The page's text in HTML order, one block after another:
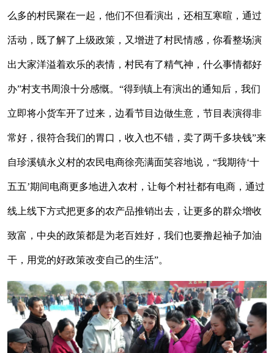
么多的村民聚在一起，他们不但看演出，还相互寒暄，通过
活动，既了解了上级政策，又增进了村民情感，你看整场演
出大家洋溢着欢乐的表情，村民有了精气神，什么事情都好
办”村支书周浪十分感慨。“得到镇上有演出的通知后，我们
立即将小货车开了过来，边看节目边做生意，节目表演得非
常好，很符合我们的胃口，收入也不错，卖了两千多块钱”来
自珍溪镇永义村的农民电商徐亮满面笑容地说，“我期待‘十
五五’期间电商更多地进入农村，让每个村社都有电商，通过
线上线下方式把更多的农产品推销出去，让更多的群众增收
致富，中央的政策都是为老百姓好，我们也要撸起袖子加油
干，用党的好政策改变自己的生活”。